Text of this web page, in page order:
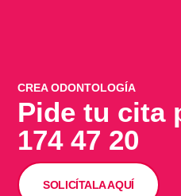
CREA ODONTOLOGÍA
Pide tu cita
174 47 20
SOLICÍTALA AQUÍ